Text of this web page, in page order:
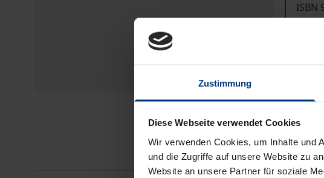
Zustimmung
Diese Webseite verwendet Cookies
Wir verwenden Cookies, um Inhalte und
und die Zugriffe auf unsere Website zu
Website an unsere Partner für soziale
ISBN
In
Hinweise